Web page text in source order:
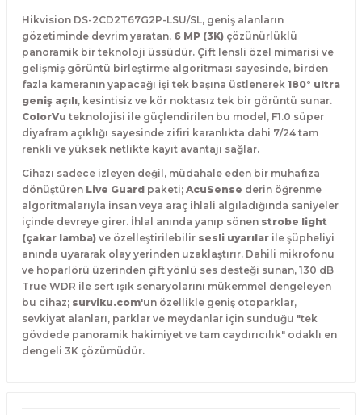
Hikvision DS-2CD2T67G2P-LSU/SL, geniş alanların
gözetiminde devrim yaratan, 6 MP (3K) çözünürlüklü
panoramik bir teknoloji üssüdür. Çift lensli özel mimarisi ve
gelişmiş görüntü birleştirme algoritması sayesinde, birden
fazla kameranın yapacağı işi tek başına üstlenerek 180° ultra
geniş açılı, kesintisiz ve kör noktasız tek bir görüntü sunar.
ColorVu teknolojisi ile güçlendirilen bu model, F1.0 süper
diyafram açıklığı sayesinde zifiri karanlıkta dahi 7/24 tam
renkli ve yüksek netlikte kayıt avantajı sağlar.
Cihazı sadece izleyen değil, müdahale eden bir muhafıza
dönüştüren Live Guard paketi; AcuSense derin öğrenme
algoritmalarıyla insan veya araç ihlali algıladığında saniyeler
içinde devreye girer. İhlal anında yanıp sönen strobe light
(çakar lamba) ve özelleştirilebilir sesli uyarılar ile şüpheliyi
anında uyararak olay yerinden uzaklaştırır. Dahili mikrofonu
ve hoparlörü üzerinden çift yönlü ses desteği sunan, 130 dB
True WDR ile sert ışık senaryolarını mükemmel dengeleyen
bu cihaz; surviku.com'un özellikle geniş otoparklar,
sevkiyat alanları, parklar ve meydanlar için sunduğu "tek
gövdede panoramik hakimiyet ve tam caydırıcılık" odaklı en
dengeli 3K çözümüdür.